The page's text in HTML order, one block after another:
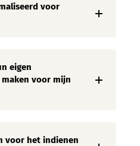
voor
eigen
voor mijn
voor het indienen